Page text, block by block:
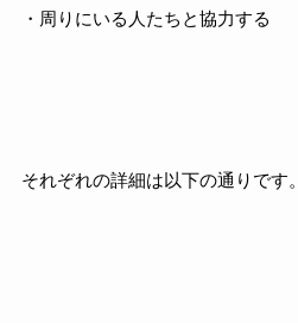
・周りにいる人たちと協力する
それぞれの詳細は以下の通りです。